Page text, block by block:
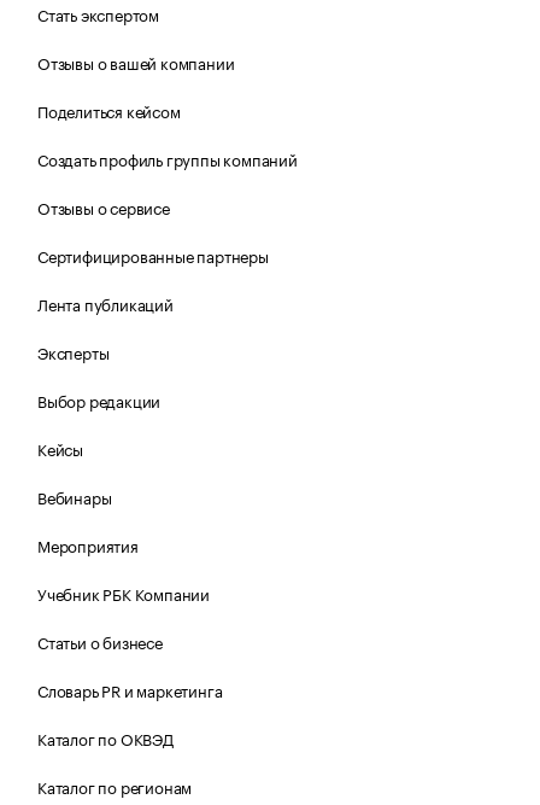
Стать экспертом
Отзывы о вашей компании
Поделиться кейсом
Создать профиль группы компаний
Отзывы о сервисе
Сертифицированные партнеры
Лента публикаций
Эксперты
Выбор редакции
Кейсы
Вебинары
Мероприятия
Учебник РБК Компании
Статьи о бизнесе
Словарь PR и маркетинга
Каталог по ОКВЭД
Каталог по регионам